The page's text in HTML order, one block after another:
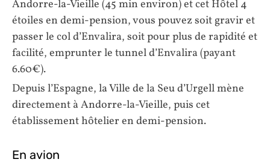
Andorre-la-Vieille (45 min environ) et cet Hôtel 4
étoiles en demi-pension, vous pouvez soit gravir et
passer le col d’Envalira, soit pour plus de rapidité et
facilité, emprunter le tunnel d’Envalira (payant
6.60€).
Depuis l’Espagne, la Ville de la Seu d’Urgell mène
directement à Andorre-la-Vieille, puis cet
établissement hôtelier en demi-pension.
En avion